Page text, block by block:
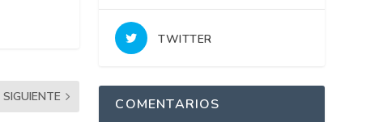
SIGUIENTE
TWITTER
COMENTARIOS